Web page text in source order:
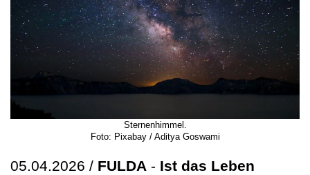
Sternenhimmel.
Foto: Pixabay / Aditya Goswami
05.04.2026 / FULDA - Ist das Leben